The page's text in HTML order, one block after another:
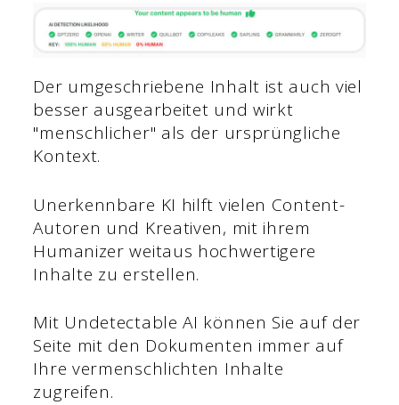
Der umgeschriebene Inhalt ist auch viel
besser ausgearbeitet und wirkt
"menschlicher" als der ursprüngliche
Kontext.
Unerkennbare KI hilft vielen Content-
Autoren und Kreativen, mit ihrem
Humanizer weitaus hochwertigere
Inhalte zu erstellen.
Mit Undetectable AI können Sie auf der
Seite mit den Dokumenten immer auf
Ihre vermenschlichten Inhalte
zugreifen.